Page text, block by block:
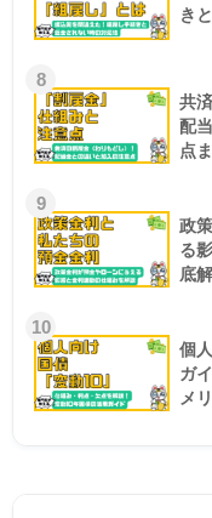
き
8
共
配
点
9
政
る
底
10
個
ガ
メ